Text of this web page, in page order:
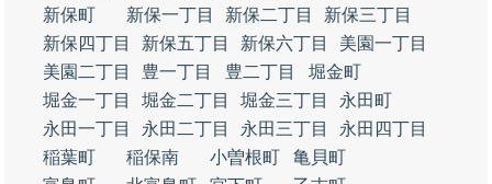
新保町
新保一丁目 新保二丁目
新保三丁目
新保四丁目
新保五丁目 新保六丁目
美園一丁目
美園二丁目
豊一丁目 豊二丁目
堀金町
堀金一丁目
堀金二丁目 堀金三丁目
永田町
永田一丁目
永田二丁目 永田三丁目
永田四丁目
稲葉町
稲保南 小曽根町
亀貝町